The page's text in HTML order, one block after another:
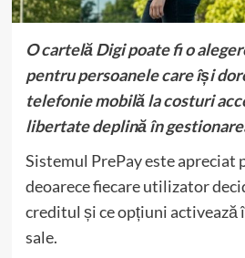
O cartelă Digi poate fi o
pentru persoanele care își
telefonie mobilă la costuri
libertate deplină în
Sistemul PrePay este
deoarece fiecare utilizator
creditul și ce opțiuni activează
sale.